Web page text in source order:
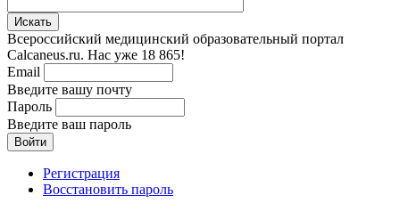
Всероссийский медицинский образовательный портал
Calcaneus.ru. Нас уже 18 865!
Email
Введите вашу почту
Пароль
Введите ваш пароль
Регистрация
Восстановить пароль